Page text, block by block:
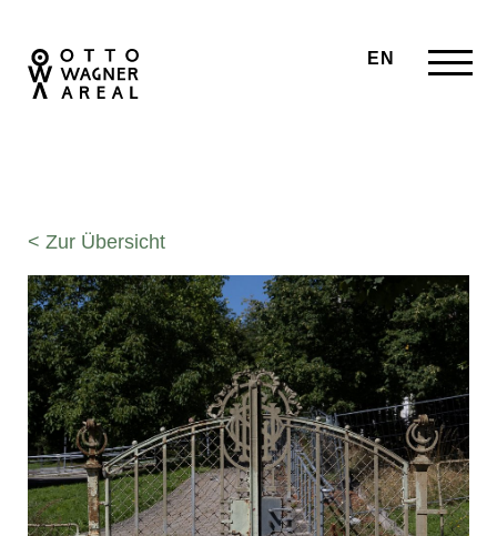
EN
< Zur Übersicht